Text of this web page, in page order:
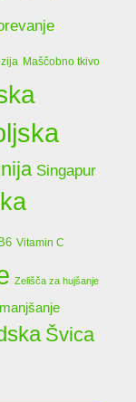
Maščobno tkivo
Singapur
Vitamin C
Zelišča za hujšanje
Švica